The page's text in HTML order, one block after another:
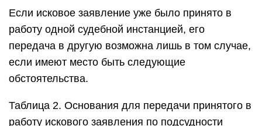
Если исковое заявление уже было принято в
работу одной судебной инстанцией, его
передача в другую возможна лишь в том случае,
если имеют место быть следующие
обстоятельства.
Таблица 2. Основания для передачи принятого в
работу искового заявления по подсудности